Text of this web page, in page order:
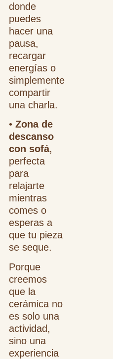
donde
puedes
hacer una
pausa,
recargar
energías o
simplemente
compartir
una charla.
•Zona de
descanso
con sofá,
perfecta
para
relajarte
mientras
comes o
esperas a
que tu pieza
se seque.
Porque
creemos
que la
cerámica no
es solo una
actividad,
sino una
experiencia